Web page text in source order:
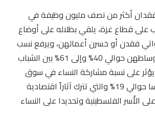
فقدان أكثر من نصف مليون وظيفة في
على قطاع غزة، يلقي بظلاله على أوضاع
فقدن أو خسرن أعمالهن، ويرفع نسب
معدل البطالة في أوساطهن حوالي 40% وإلى 61% بين الشباب
مما يؤثر على نسبة مشاركة النساء في سوق
العمل المتدنية أساسا حوالي 19% والتي تترك آثاراً اقتصادية
الأُسر الفلسطينية وتحديدا على النساء